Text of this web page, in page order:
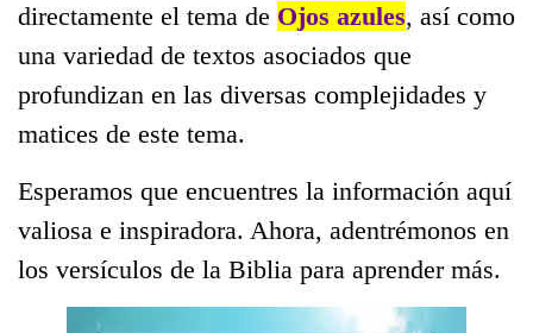
directamente el tema de Ojos azules, así como
una variedad de textos asociados que
profundizan en las diversas complejidades y
matices de este tema.
Esperamos que encuentres la información aquí
valiosa e inspiradora. Ahora, adentrémonos en
los versículos de la Biblia para aprender más.